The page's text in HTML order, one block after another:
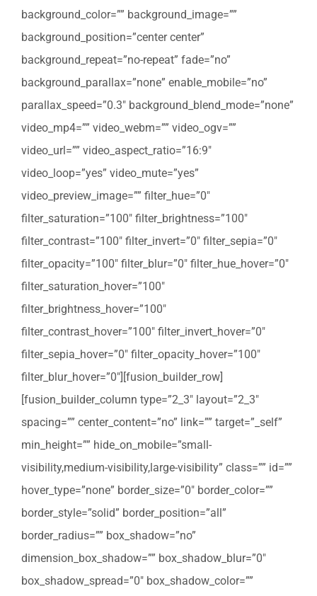
background_color=”” background_image=””
background_position=”center center”
background_repeat=”no-repeat” fade=”no”
background_parallax=”none” enable_mobile=”no”
parallax_speed=”0.3″ background_blend_mode=”none”
video_mp4=”” video_webm=”” video_ogv=””
video_url=”” video_aspect_ratio=”16:9″
video_loop=”yes” video_mute=”yes”
video_preview_image=”” filter_hue=”0″
filter_saturation=”100″ filter_brightness=”100″
filter_contrast=”100″ filter_invert=”0″ filter_sepia=”0″
filter_opacity=”100″ filter_blur=”0″ filter_hue_hover=”0″
filter_saturation_hover=”100″
filter_brightness_hover=”100″
filter_contrast_hover=”100″ filter_invert_hover=”0″
filter_sepia_hover=”0″ filter_opacity_hover=”100″
filter_blur_hover=”0″][fusion_builder_row]
[fusion_builder_column type=”2_3″ layout=”2_3″
spacing=”” center_content=”no” link=”” target=”_self”
min_height=”” hide_on_mobile=”small-
visibility,medium-visibility,large-visibility” class=”” id=””
hover_type=”none” border_size=”0″ border_color=””
border_style=”solid” border_position=”all”
border_radius=”” box_shadow=”no”
dimension_box_shadow=”” box_shadow_blur=”0″
box_shadow_spread=”0″ box_shadow_color=””